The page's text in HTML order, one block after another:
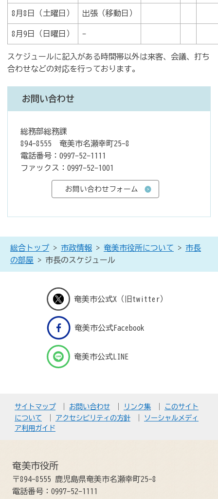
8月8日（土曜日） 出張（移動日）
8月9日（日曜日） -
スケジュールに記入がある時間帯以外は来客、会議、打ち
合わせなどの対応を行っております。
お問い合わせ
総務部総務課
894-8555 奄美市名瀬幸町25-8
電話番号：0997-52-1111
ファックス：0997-52-1001
総合トップ > 市政情報 > 奄美市役所について > 市長
の部屋 > 市長のスケジュール
奄美市公式X（旧twitter）
奄美市公式Facebook
奄美市公式LINE
サイトマップ お問い合わせ リンク集
このサイト
について
アクセシビリティの方針
ソーシャルメディ
ア利用ガイド
奄美市役所
〒894-8555 鹿児島県奄美市名瀬幸町25-8
電話番号：0997-52-1111